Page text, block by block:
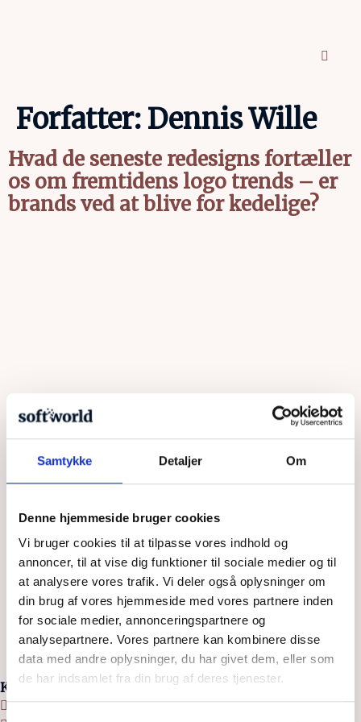
Samtykke Detaljer Om
Denne hjemmeside bruger cookies
Vi bruger cookies til at tilpasse vores indhold og
annoncer, til at vise dig funktioner til sociale medier og til
at analysere vores trafik. Vi deler også oplysninger om
din brug af vores hjemmeside med vores partnere inden
for sociale medier, annonceringspartnere og
analysepartnere. Vores partnere kan kombinere disse
data med andre oplysninger, du har givet dem, eller som
de har indsamlet fra din brug af deres tjenester.
Forfatter: Dennis Wille
Hvad de seneste redesigns fortæller
os om fremtidens logo trends – er
brands ved at blive for kedelige?
deres logo, der har delt vandene blandt designere og
forbrugere. Mens nogle ser disse ændringer som tiltrængt
sjæl og identitet. Læs med her for en gennemgang af nogle
af de mest omdiskuterede redesigns fra det forgangne år
[…]
Kontakt os